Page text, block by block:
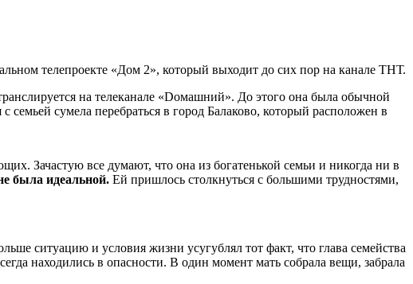
телепроекте «Дом 2», который выходит до сих пор на канале ТНТ.
на телеканале «Dомашний». До этого она была обычной
сумела перебраться в город Балаково, который расположен в
Зачастую все думают, что она из богатенькой семьи и никогда ни в
была идеальной. Ей пришлось столкнуться с большими трудностями,
ситуацию и условия жизни усугублял тот факт, что глава семейства
находились в опасности. В один момент мать собрала вещи, забрала